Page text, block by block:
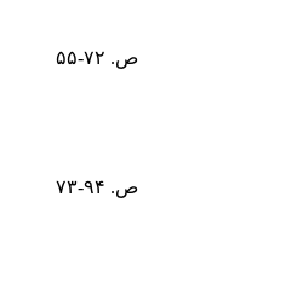
ص. ۷۲-۵۵
ص. ۹۴-۷۳